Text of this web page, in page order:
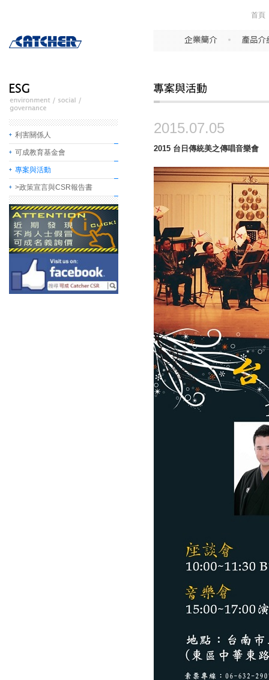
利害關係人
可成教育基金會
專案與活動
>政策宣言與CSR報告書
2015.07.05
2015 台日傳統美之傳唱音樂會
首頁